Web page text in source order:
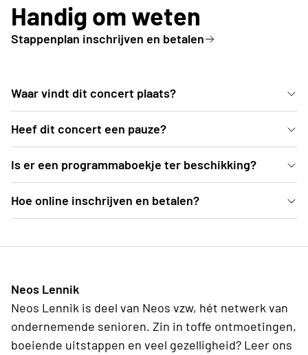
Handig om weten
Stappenplan inschrijven en betalen
Waar vindt dit concert plaats?
In de mooie blauwe zaal van deSingel kan je vanuit
comfortabele zetels genieten van dit Weense
concert.
Heef dit concert een pauze?
Ja, er is een pauze voorzien van een 25-tal minuten
Is er een programmaboekje ter beschikking?
Ter plekke deelt de organisatie programmaboekjes
uit, waarvoor een vrije bijdrage kan gegeven
Hoe online inschrijven en betalen?
Neos Lennik
Neos Lennik is deel van Neos vzw, hét netwerk van
ondernemende senioren. Zin in toffe ontmoetingen,
boeiende uitstappen en veel gezelligheid? Leer ons